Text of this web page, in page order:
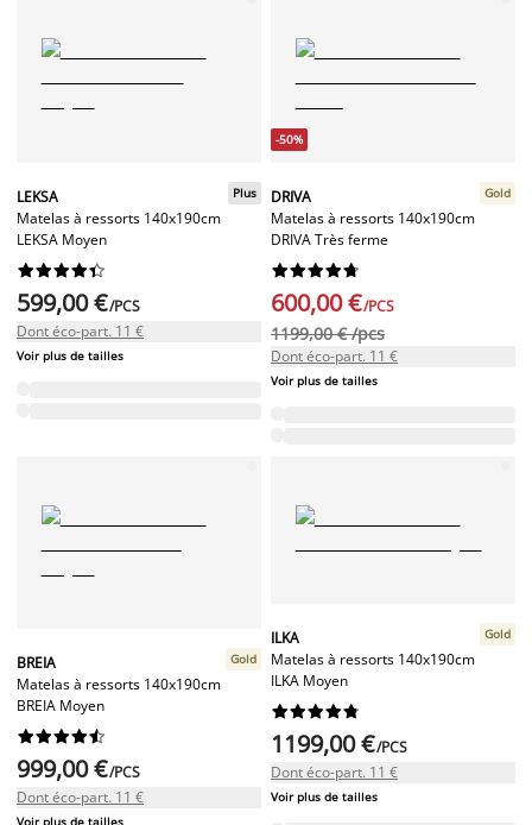
LEKSA
Matelas à ressorts 140x190cm
LEKSA Moyen
Plus






599,00 €/PCS
Dont éco-part. 11 €
Voir plus de tailles
-50%
DRIVA
Matelas à ressorts 140x190cm
DRIVA Très ferme
Gold






600,00 €/PCS
1199,00 € /pcs
Dont éco-part. 11 €
Voir plus de tailles
BREIA
Matelas à ressorts 140x190cm
BREIA Moyen
Gold






999,00 €/PCS
Dont éco-part. 11 €
Voir plus de tailles
ILKA
Matelas à ressorts 140x190cm
ILKA Moyen
Gold






1199,00 €/PCS
Dont éco-part. 11 €
Voir plus de tailles